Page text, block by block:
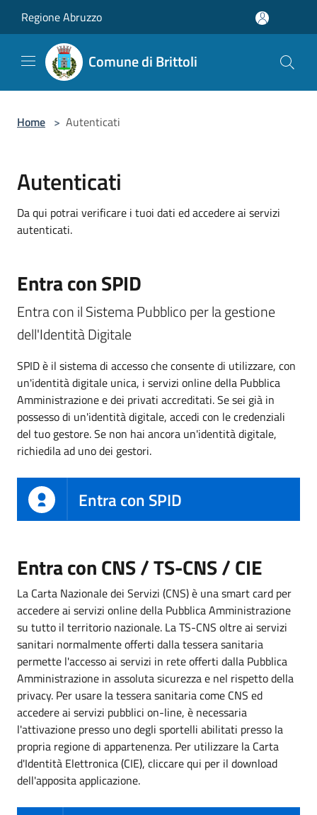
Regione Abruzzo
Comune di Brittoli
Home > Autenticati
Autenticati
Da qui potrai verificare i tuoi dati ed accedere ai servizi
autenticati.
Entra con SPID
Entra con il Sistema Pubblico per la gestione
dell'Identità Digitale
SPID è il sistema di accesso che consente di utilizzare, con
un'identità digitale unica, i servizi online della Pubblica
Amministrazione e dei privati accreditati. Se sei già in
possesso di un'identità digitale, accedi con le credenziali
del tuo gestore. Se non hai ancora un'identità digitale,
richiedila ad uno dei gestori.
Entra con SPID
Entra con CNS / TS-CNS / CIE
La Carta Nazionale dei Servizi (CNS) è una smart card per
accedere ai servizi online della Pubblica Amministrazione
su tutto il territorio nazionale. La TS-CNS oltre ai servizi
sanitari normalmente offerti dalla tessera sanitaria
permette l'accesso ai servizi in rete offerti dalla Pubblica
Amministrazione in assoluta sicurezza e nel rispetto della
privacy. Per usare la tessera sanitaria come CNS ed
accedere ai servizi pubblici on-line, è necessaria
l'attivazione presso uno degli sportelli abilitati presso la
propria regione di appartenenza. Per utilizzare la Carta
d'Identità Elettronica (CIE), cliccare qui per il download
dell'apposita applicazione.